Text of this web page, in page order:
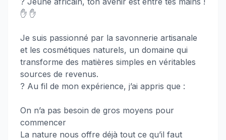
✋ ✋
Je suis passionné par la savonnerie artisanale
et les cosmétiques naturels, un domaine qui
transforme des matières simples en véritables
sources de revenus.
? Au fil de mon expérience, j’ai appris que :
On n’a pas besoin de gros moyens pour
commencer
La nature nous offre déjà tout ce qu’il faut